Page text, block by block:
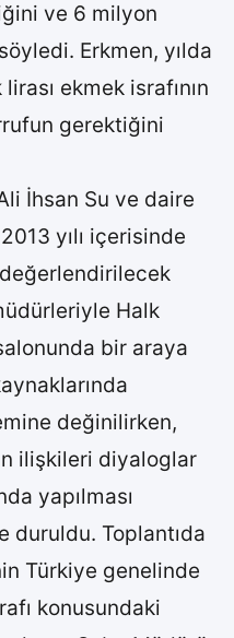
ve 6 milyon
Erkmen, yılda
ekmek israfının
gerektiğini
İhsan Su ve daire
yılı içerisinde
Halk
bir araya
değinilirken,
ilişkileri diyaloglar
yapılması
duruldu. Toplantıda
Türkiye genelinde
konusundaki